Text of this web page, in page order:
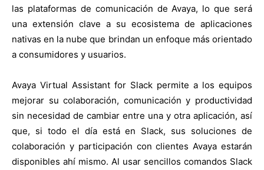
las plataformas de comunicación de Avaya, lo que será
una extensión clave a su ecosistema de aplicaciones
nativas en la nube que brindan un enfoque más orientado
a consumidores y usuarios.
Avaya Virtual Assistant for Slack permite a los equipos
mejorar su colaboración, comunicación y productividad
sin necesidad de cambiar entre una y otra aplicación, así
que, si todo el día está en Slack, sus soluciones de
colaboración y participación con clientes Avaya estarán
disponibles ahí mismo. Al usar sencillos comandos Slack